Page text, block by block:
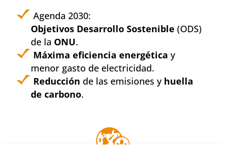
Agenda 2030:
Objetivos Desarrollo Sostenible (ODS)
de la ONU.
Máxima eficiencia energética y
menor gasto de electricidad.
Reducción de las emisiones y huella
de carbono.